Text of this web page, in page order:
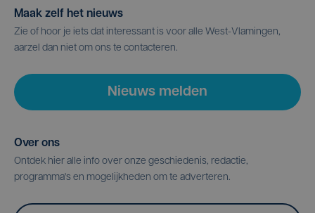
Maak zelf het nieuws
Zie of hoor je iets dat interessant is voor alle West-Vlamingen,
aarzel dan niet om ons te contacteren.
Nieuws melden
Over ons
Ontdek hier alle info over onze geschiedenis, redactie,
programma's en mogelijkheden om te adverteren.